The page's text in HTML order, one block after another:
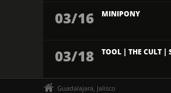
03/16 MINIPONY
03/18 TOOL | THE CULT |
Guadalajara, Jalisco